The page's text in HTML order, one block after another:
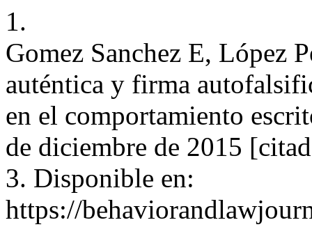
1.
Gomez Sanchez E, López
auténtica y firma
en el comportamiento
de diciembre de 2015
3. Disponible en:
https://